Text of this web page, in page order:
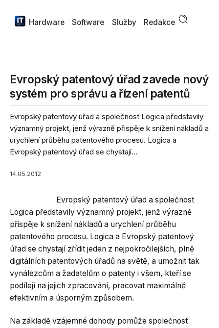
Hardware Software Služby Redakce
Evropský patentový úřad zavede nový
systém pro správu a řízení patentů
Evropský patentový úřad a společnost Logica představily
významný projekt, jenž výrazně přispěje k snížení nákladů a
urychlení průběhu patentového procesu. Logica a
Evropský patentový úřad se chystají...
14.05.2012
Evropský patentový úřad a společnost
Logica představily významný projekt, jenž výrazně
přispěje k snížení nákladů a urychlení průběhu
patentového procesu. Logica a Evropský patentový
úřad se chystají zřídit jeden z nejpokročilejších, plně
digitálních patentových úřadů na světě, a umožnit tak
vynálezcům a žadatelům o patenty i všem, kteří se
podílejí na jejich zpracování, pracovat maximálně
efektivním a úsporným způsobem.
Na základě vzájemné dohody pomůže společnost